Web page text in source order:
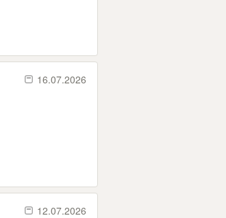
16.07.2026
12.07.2026